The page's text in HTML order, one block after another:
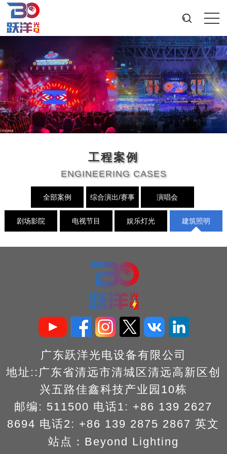
工程案例
ENGINEERING CASES
全部案例 综合演出/赛事 演唱会
剧场影院 电视节目 娱乐灯光 建筑照明
广东跃洋光电设备有限公司
地址::广东省清远市清城区清远高新区创
兴五路佳鑫科技产业园10栋
邮编: 511500 电话1: +86 139 2627
8694 电话2: +86 139 2875 2867英文
站点： Beyond Lighting